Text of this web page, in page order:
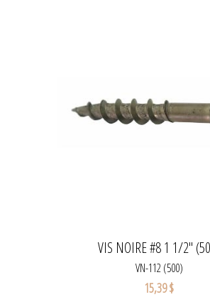
VIS NOIRE #8 1 1/2"
VN-112 (500)
15,39 $